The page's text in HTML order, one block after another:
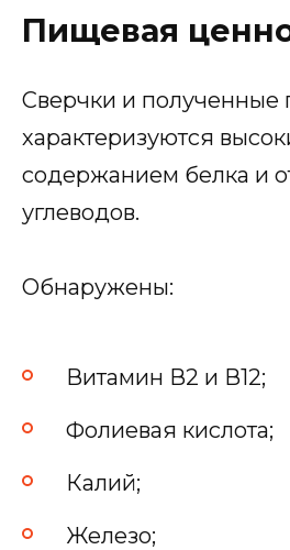
Пищевая
Сверчки и полученные
характеризуются
содержанием белка и
углеводов.
Обнаружены:
Витамин В2 и В12;
Фолиевая кислота;
Калий;
Железо;